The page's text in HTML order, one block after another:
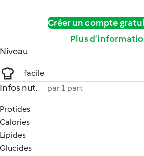
Créer un compte
Plus
Niveau
facile
Infos nut. par 1 part
Protides
Calories
Lipides
Glucides